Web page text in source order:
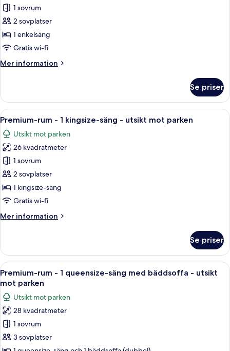
utsikt
parken
för
Standardrum
1 sovrum
2 sovplatser
1 enkelsäng
Gratis wi-fi
Mer information
Mer
Se priser
Öppna
alla
foton
för
Premium-
rum
-
1
säng
mot
parken
Ett hotellrum med en stor säng, ett
5
Premium-rum - 1 kingsize-säng - utsikt mot parken
Utsikt mot parken
26 kvadratmeter
1 sovrum
2 sovplatser
1 kingsize-säng
Gratis wi-fi
Mer information
Mer
rum
1
kingsize-
utsikt
mot
parken
Se priser
Öppna
alla
foton
för
Premium-
rum
-
Ett hotellrum med en stor säng, ett
4
Premium-rum - 1 queensize-säng med bäddsoffa - utsikt
mot parken
Utsikt mot parken
28 kvadratmeter
1 sovrum
3 sovplatser